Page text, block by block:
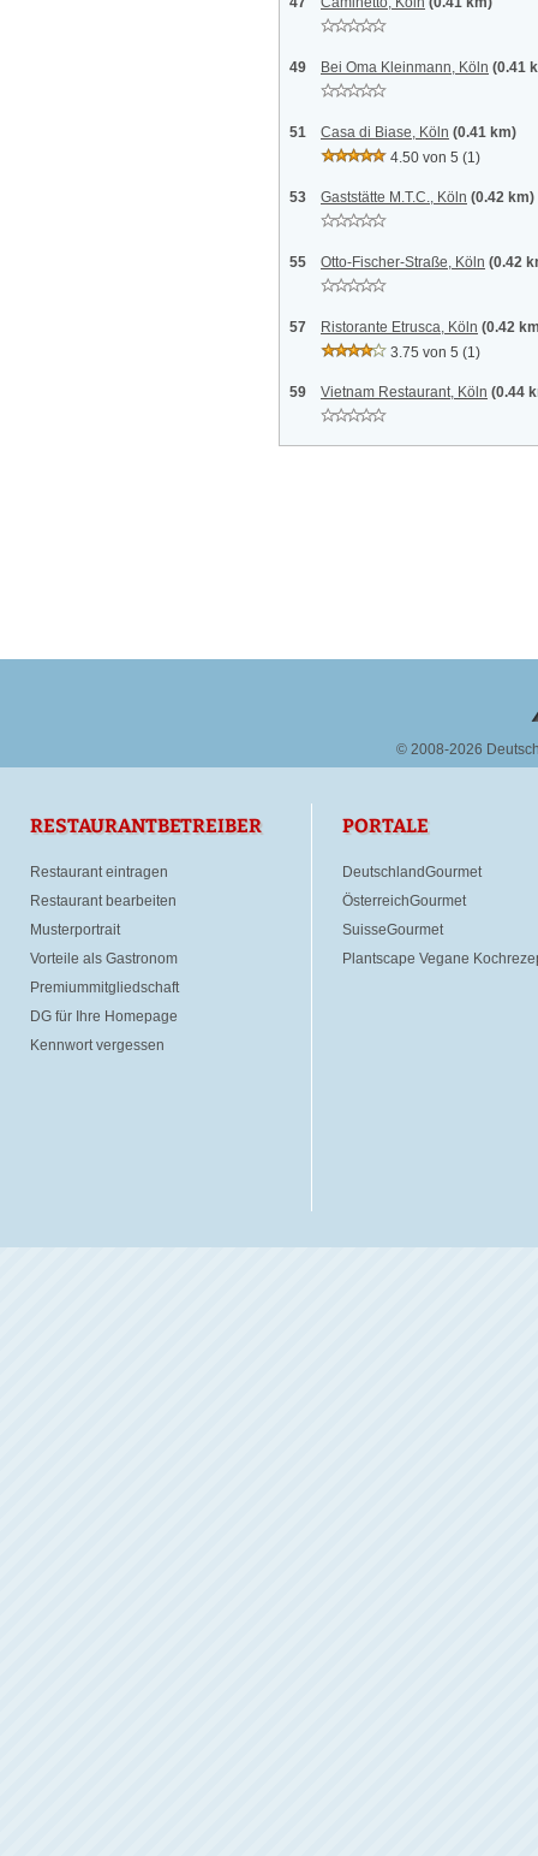
49 Bei Oma Kleinmann, Köln (0.41
51 Casa di Biase, Köln (0.41 km)
4.50 von 5 (1)
53 Gaststätte M.T.C., Köln (0.42 km)
55 Otto-Fischer-Straße, Köln (0.42
57 Ristorante Etrusca, Köln (0.42
3.75 von 5 (1)
59 Vietnam Restaurant, Köln (0.44
© 2008-2026
RESTAURANTBETREIBER
Restaurant eintragen
Restaurant bearbeiten
Musterportrait
Vorteile als Gastronom
Premiummitgliedschaft
DG für Ihre Homepage
Kennwort vergessen
PORTALE
DeutschlandGourmet
ÖsterreichGourmet
SuisseGourmet
Plantscape Vegane